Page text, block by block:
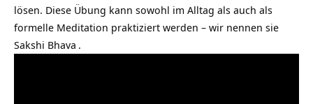
lösen. Diese Übung kann sowohl im Alltag als auch als
formelle Meditation praktiziert werden – wir nennen sie
Sakshi Bhava .